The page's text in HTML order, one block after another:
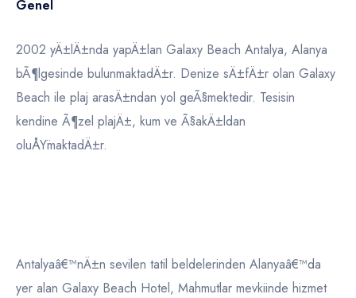
Genel
2002 yÄ±lÄ±nda yapÄ±lan Galaxy Beach Antalya, Alanya
bÃ¶lgesinde bulunmaktadÄ±r. Denize sÄ±fÄ±r olan Galaxy
Beach ile plaj arasÄ±ndan yol geÃ§mektedir. Tesisin
kendine Ã¶zel plajÄ±, kum ve Ã§akÄ±ldan
oluÅŸmaktadÄ±r.
Antalyaâ€™nÄ±n sevilen tatil beldelerinden Alanyaâ€™da
yer alan Galaxy Beach Hotel, Mahmutlar mevkiinde hizmet